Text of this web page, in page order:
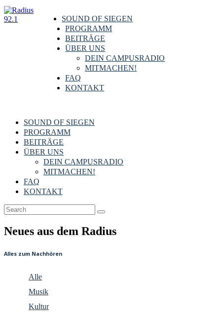
SOUND OF SIEGEN
PROGRAMM
BEITRÄGE
ÜBER UNS
DEIN CAMPUSRADIO
MITMACHEN!
FAQ
KONTAKT
SOUND OF SIEGEN
PROGRAMM
BEITRÄGE
ÜBER UNS
DEIN CAMPUSRADIO
MITMACHEN!
FAQ
KONTAKT
Neues aus dem Radius
Alles zum Nachhören
Alle
Musik
Kultur